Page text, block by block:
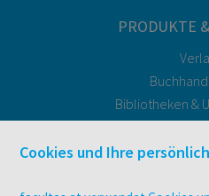
PRODUKTE
Bibliotheken &
facultas
Druckerei
Cookies und Ihre